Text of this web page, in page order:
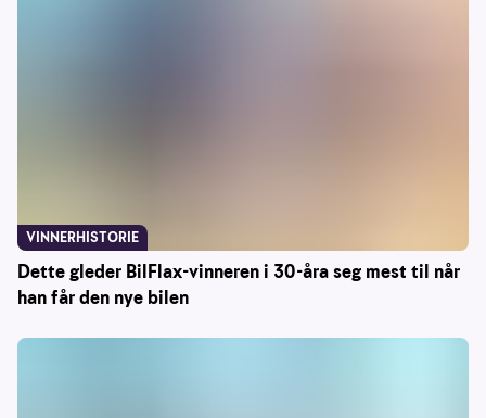
Dette gleder BilFlax-vinneren i 30-åra seg mest til når
han får den nye bilen
VINNERHISTORIE